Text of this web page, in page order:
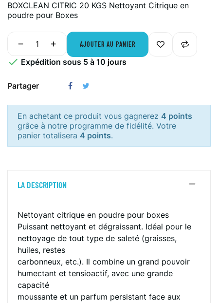
BOXCLEAN CITRIC 20 KGS Nettoyant Citrique en
poudre pour Boxes
AJOUTER AU PANIER
 Expédition sous 5 à 10 jours
Partager
En achetant ce produit vous gagnerez 4 points
grâce à notre programme de fidélité. Votre
panier totalisera 4 points.
LA DESCRIPTION
Nettoyant citrique en poudre pour boxes
Puissant nettoyant et dégraissant. Idéal pour le
nettoyage de tout type de saleté (graisses,
huiles, restes
carbonneux, etc.). Il combine un grand pouvoir
humectant et tensioactif, avec une grande
capacité
moussante et un parfum persistant face aux